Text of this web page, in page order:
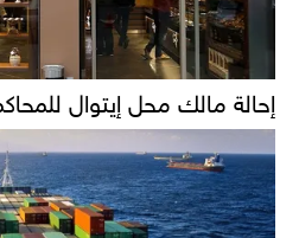
إحالة مالك محل إيتوال